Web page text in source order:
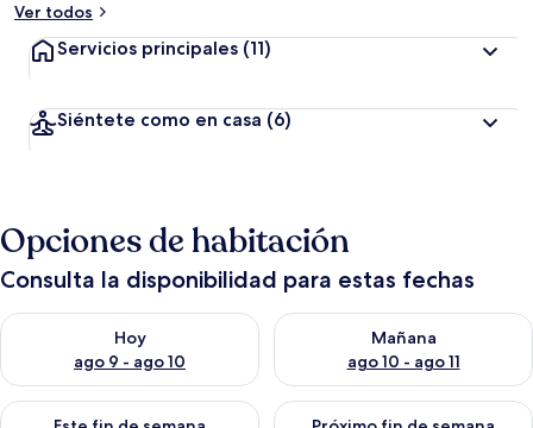
Ver todos
Servicios principales (11)
Siéntete como en casa (6)
Opciones de habitación
Consulta la disponibilidad para estas fechas
Hoy
ago 9 - ago 10
Consulta la disponibilidad para hoy ago 9 - ago 10
Mañana
ago 10 - ago 11
Consulta la disponibilidad
Consulta la disponibilidad para este fin de semana ago 14 -
Consulta la disponibilidad